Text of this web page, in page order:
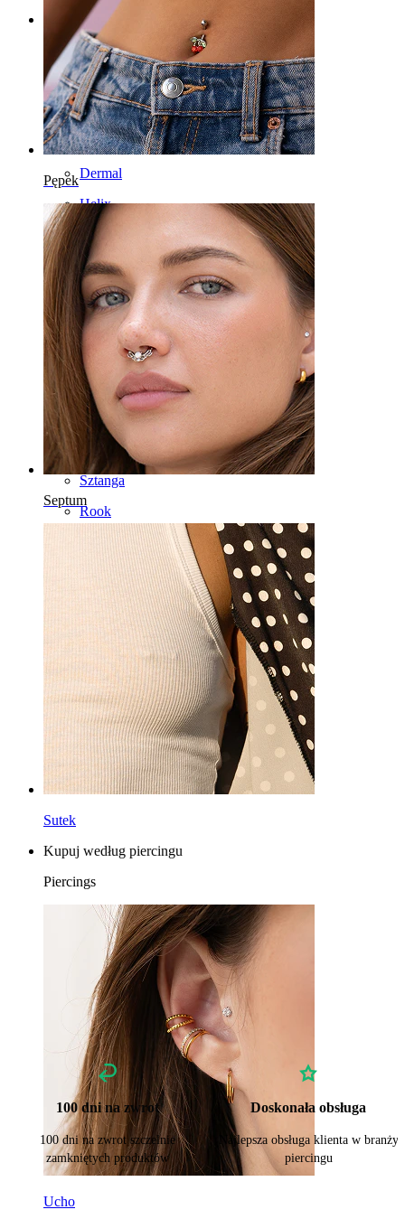
Pępek
Septum
Sutek
Kupuj według piercingu
Piercings
Ucho
Kategorie
Pępek
Usta
Sutek
Industrial
Dermal
Helix
Ucho
Septum
14k Złoto
Klipsy
Labret
Język
Nos
Sztanga
Rook
Podkówki
Kółko
Narzędzia
Banan
Płatek ucha
Tytan
100 dni na zwrot
100 dni na zwrot szczelnie
zamkniętych produktów
Doskonała obsługa
Najlepsza obsługa klienta w branży
piercingu